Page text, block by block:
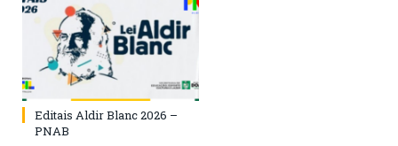
Editais Aldir Blanc 2026 –
PNAB